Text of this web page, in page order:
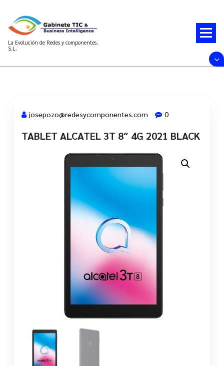
contenido
La Evolución de Redes y componentes,
S.L.
28 Mar, 2022
josepozo@redesycomponentes.com 0
TABLET ALCATEL 3T 8″ 4G 2021 BLACK